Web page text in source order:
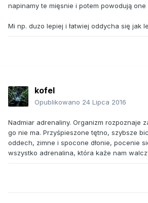
napinamy te mięsnie i potem powodują
Mi np. duzo lepiej i łatwiej oddycha się jak
kofel
Opublikowano 24 Lipca 2016
Nadmiar adrenaliny. Organizm rozpoznaje
go nie ma. Przyśpieszone tętno, szybsze
oddech, zimne i spocone dłonie, pocenie
wszystko adrenalina, która każe nam